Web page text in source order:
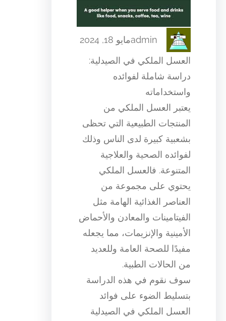
adminمايو 18, 2024
العسل الملكي في الصيدلية:
دراسة شاملة لفوائده
واستخداماته
يعتبر العسل الملكي من
المنتجات الطبيعية التي تحظى
بشعبية كبيرة لدى الناس وذلك
لفوائده الصحية والعلاجية
المتنوعة. فالعسل الملكي
يحتوي على مجموعة من
العناصر الغذائية الهامة مثل
الفيتامينات والمعادن والأحماض
الأمينية والإنزيمات، مما يجعله
مفيدًا للصحة العامة وللعديد
من الحالات الطبية.
سوف نقوم في هذه الدراسة
بتسليط الضوء على فوائد
العسل الملكي في الصيدلية